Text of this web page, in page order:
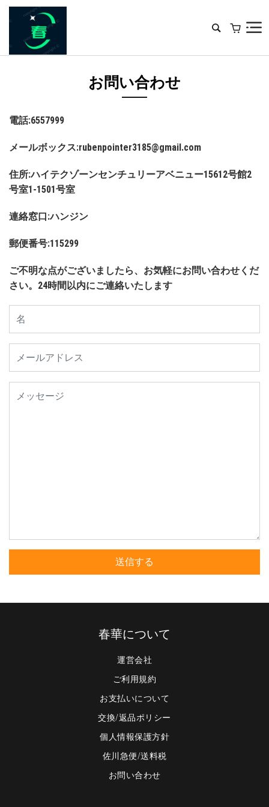
お問い合わせ
電話:6557999
メールボックス:rubenpointer3185@gmail.com
住所:ハイテクゾーンセンチュリーアベニュー15612号館2
号室1-1501号室
連絡窓口:ハンジン
郵便番号:115299
ご不明な点がございましたら、お気軽にお問い合わせくだ
さい。24時間以内にご連絡いたします
送信する
春華について
運営会社
ご利用規約
お支払いについて
交換/返品ポリシー
個人情報保護方針
佐川急便/送料税
お問い合わせ